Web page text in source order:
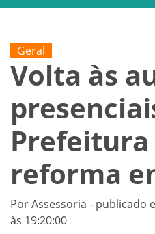
Geral
Volta às
reforma
Por Assessoria - publicado
às 19:20:00